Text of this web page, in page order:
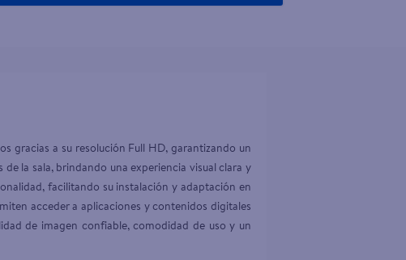
gracias a su resolución Full HD, garantizando un
la sala, brindando una experiencia visual clara y
facilitando su instalación y adaptación en
acceder a aplicaciones y contenidos digitales
de imagen confiable, comodidad de uso y un